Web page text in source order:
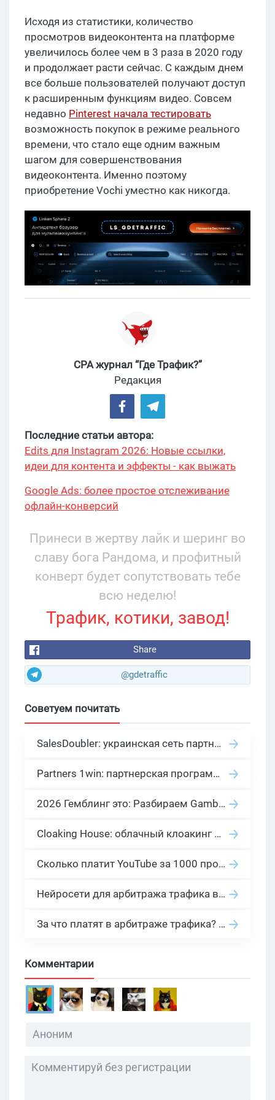
Исходя из статистики, количество
просмотров видеоконтента на платформе
увеличилось более чем в 3 раза в 2020 году
и продолжает расти сейчас. С каждым днем
все больше пользователей получают доступ
к расширенным функциям видео. Совсем
недавно Pinterest начала тестировать
возможность покупок в режиме реального
времени, что стало еще одним важным
шагом для совершенствования
видеоконтента. Именно поэтому
приобретение Vochi уместно как никогда.
CPA журнал “Где Трафик?”
Редакция
Последние статьи автора:
Edits для Instagram 2026: Новые ссылки,
идеи для контента и эффекты - как выжать
Google Ads: более простое отслеживание
офлайн-конверсий
Принеси в жертву лайк и шеринг во
славу бога Рандома, и профитный
конверт будет сопутствовать тебе
всю неделю!
Трафик, котики, завод!
Share
@gdetraffic
Советуем почитать
SalesDoubler: украинская сеть партнерских программ с оплатой за действие
Partners 1win: партнерская программа казино в нише гемблинг арбитраж
2026 Гемблинг это: Разбираем Gambling вертикаль, и все что связано с гемблинг и беттинг офферами
Cloaking House: облачный клоакинг для фильтрации ботов FB и Google Ads — гайд PHP-интеграции 2026
Сколько платит YouTube за 1000 просмотров в 2026: реальные цифры от 0.5 до 36 USD по ГЕО
Нейросети для арбитража трафика в 2026: инструменты, кейсы и AI-медиабайеры
За что платят в арбитраже трафика? 30 моделей оплаты в бурж и СНГ партнерках
Комментарии